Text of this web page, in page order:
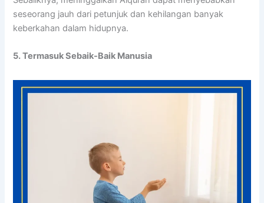
seseorang jauh dari petunjuk dan kehilangan banyak
keberkahan dalam hidupnya.
5. Termasuk Sebaik-Baik Manusia